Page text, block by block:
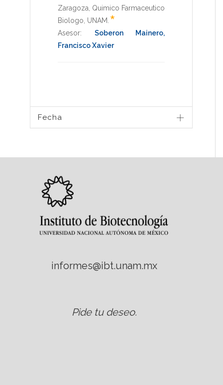
Zaragoza Quimico Farmaceutico
Biologo UNAM *
Asesor: Soberon Mainero,
Francisco Xavier
Fecha
informes@ibt.unam.mx
Pide tu deseo.